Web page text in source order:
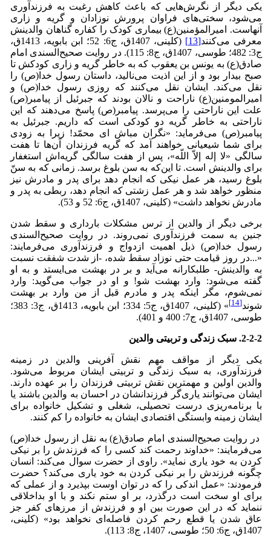
یکی دیگر از نگرش‌هایی که باعث کاهش رغبت به فرزندآوری
می‌شود، سختی‌های فراوان پرورش نوزادان و گریه و زاری
آنهاست. امیرالمؤمنین(ع) بیماری کودک را کفاره گناهان والدینش
معرفی می‌کنند[13]
(کلینی، 1407ق، ج6: 52؛ ابن بابویه، 1413ق،
ج3: 482؛ طوسی، 1407ق، ج8: 115). در روایت صحیح‌السندی امام
صادق(ع) به یونس بن یعقوب که به خاطر گریه و زاری کودکش تا
صبح بیدار بود و از این اذیت می‌نالید، داستان رسول خدا(ص) را
نقل می‌کند. ایشان نقل می‌کنند که روزی رسول خدا(ص) و
امیرالمومنین(ع) ناراحت و نالان بودند که جبرئیل از پیامبر(ص)
علت این ناراحتی را می‌پرسد. پیامبر(ص) پاسخ می‌دهند که این
ناراحتی به خاطر گریه دو کودکی است که داریم. جبرئیل به
پیامبر(ص) می‌فرماید: «نگران مباش اى محمّد! زیرا به زودى
براى شما شیعیانى خواهند آمد که گریه فرزندان آن‌ها تا هفت
سالگى «لا إله إلاّ اللّه»، پس از هفت سالگى گریه‌اش استغفار
براى والدینش است. تا این‌که به سن بلوغ برسد. زمانى که به سنّ‌
بلوغ رسید، هر عمل نیکى که انجام دهد براى پدر و مادرش نیز
منظور خواهد شد و هر عمل زشتى که انجام دهد، ربطى به پدر و
مادرش نخواهد داشت» (کلینی، 1407ق، ج6: 52 و 53).
برخی دیگر از والدین از ترس مشکلات بارداری و سقط شدن
جنین به سمت فرزندآوری نمی‌روند. در روایت صحیح‌السندی
رسول خدا(ص) ذیل اهمیت ازدواج و فرزندآوری می‌فرمایند:
«...در روز قیامت حتى نوزاد سقط شده، -از شدت شفقت نسبت
به والدینش- طلبکارانه مى‌آید و بر در بهشت مى‌ایستد و به او
گفته مى‌شود: وارد بهشت شو! و او در جواب مى‌گوید: وارد
نمى‌شوم، مگر اینکه پدر و مادرم قبل از من وارد بر بهشت
شوند[14]
» (کلینی، 1407ق، ج5: 334؛ ابن بابویه، 1413ق، ج3: 383؛
طوسی، 1407ق، ج7: 400 و 401).
2-2-2. سبک زندگی و تربیتی والدین
یکی دیگر از مواقف مهم نقش آفرینی والدین در زمینه
فرزندآوری، به سبک زندگی و تربیتی ایشان مربوط می‌شود.
والدین اولین و مهمترین نقش تربیتی فرزندان را بر عهده ‌دارند.
ایشان می‌توانند یاری‌گر فرزندانشان در احسان به والدین باشند یا
با برنامه‌ریزی درست تحصیلی، شغلی و تشکیل خانواده برای
ایشان زمینه وابستگی اقتصادی ایشان به خانواده را کم کنند.
در روایت صحیح‌السندی امام صادق(ع) به نقل از رسول خدا(ص)
می‌فرمایند: «خداوند رحمت کند کسى را که فرزندش را بر نیکى
کردن به خود یاری نماید». راوی از حضرت سوال می‌کند: انسان
چگونه فرزندش را بر نیکى کردن به خود یارى می‌کند؟ حضرت
فرمودند: «عمل اندکى را که در توان اوست بپذیرد و از عملى که
برای او سخت است درگذرد، بر او ستم نکند و با او بداخلاقى
ننماید که در این صورت بین او و فرزندش از مرزهاى کفر جز
عاق شدن یا قطع رحم کردن فاصله‌اى نخواهد بود» (کلینی،
1407ق، ج6: 50؛ طوسی، 1407، ج8: 113).